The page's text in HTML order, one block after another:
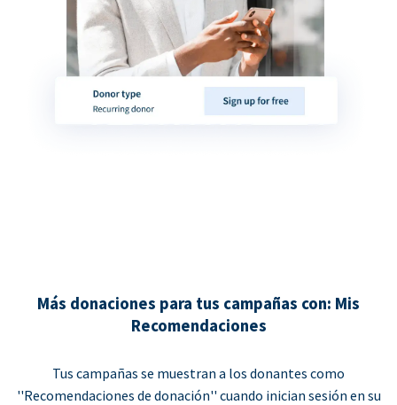
Más donaciones para tus campañas con: Mis
Recomendaciones
Tus campañas se muestran a los donantes como
''Recomendaciones de donación'' cuando inician sesión en su